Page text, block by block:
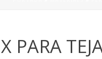
PARA